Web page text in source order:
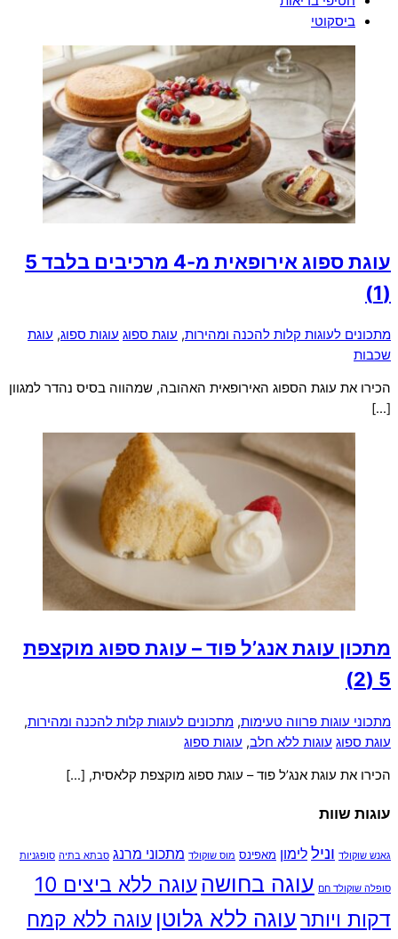
ביסקוטי
עוגת ספוג אירופאית מ-4 מרכיבים בלבד
5
(1)
מתכונים לעוגות קלות להכנה ומהירות, עוגת ספוג עוגות ספוג, עוגת
שכבות
הכירו את עוגת הספוג האירופאית האהובה, שמהווה בסיס נהדר למגוון
[…]
מתכון עוגת אנג’ל פוד – עוגת ספוג מוקצפת
5 (2)
מתכוני עוגות פרווה טעימות, מתכונים לעוגות קלות להכנה ומהירות,
עוגת ספוג עוגות ללא חלב, עוגות ספוג
הכירו את עוגת אנג’ל פוד – עוגת ספוג מוקצפת קלאסית, […]
עוגות שוות
גאנש שוקולד וניל לימון מאפינס מוס שוקולד מתכוני מרנג סבתא בתיה סופגניות
סופלה שוקולד חם עוגה בחושה
עוגה ללא ביצים 10
דקות ויותרעוגה ללא גלוטן עוגה ללא קמח